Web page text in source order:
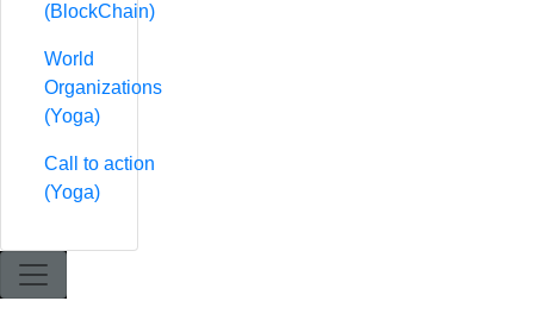
(BlockChain)
World
Organizations
(Yoga)
Call to action
(Yoga)